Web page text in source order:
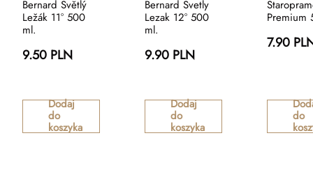
Bernard Světlý
Ležák 11° 500
ml.
9.50 PLN
Dodaj
do
koszyka
Bernard Svetly
Lezak 12° 500
ml.
9.90 PLN
Dodaj
do
koszyka
Premium
7.90
do